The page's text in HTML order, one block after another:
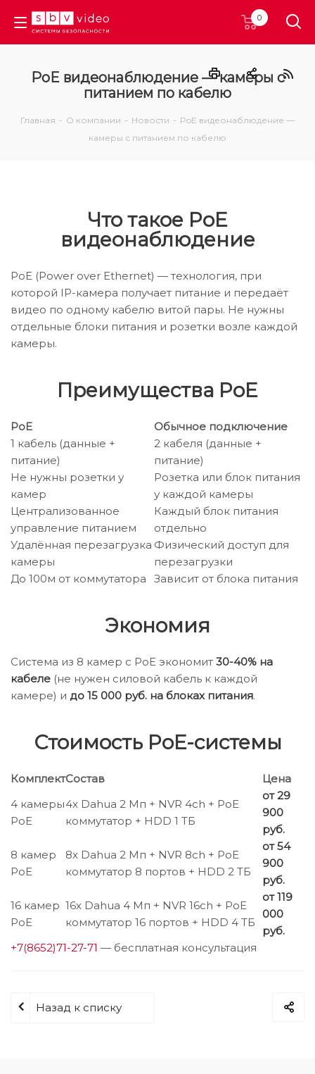
0
PoE видеонаблюдение — камеры с
питанием по кабелю
Главная - О компании - Новости - PoE видеонаблюдение —
камеры с питанием по кабелю
Что такое PoE
видеонаблюдение
PoE (Power over Ethernet) — технология, при
которой IP-камера получает питание и передаёт
видео по одному кабелю витой пары. Не нужны
отдельные блоки питания и розетки возле каждой
камеры.
Преимущества PoE
PoE
Обычное подключение
1 кабель (данные +
питание)
2 кабеля (данные +
питание)
Не нужны розетки у
камер
Розетка или блок питания
у каждой камеры
Централизованное
управление питанием
Каждый блок питания
отдельно
Удалённая перезагрузка
камеры
Физический доступ для
перезагрузки
До 100м от коммутатора
Зависит от блока питания
Экономия
Система из 8 камер с PoE экономит 30-40% на
кабеле (не нужен силовой кабель к каждой
камере) и до 15 000 руб. на блоках питания.
Стоимость PoE-системы
КомплектСостав
Цена
4 камеры
PoE
4x Dahua 2 Мп + NVR 4ch + PoE
коммутатор + HDD 1 ТБ
от 29
900
руб.
8 камер
PoE
8x Dahua 2 Мп + NVR 8ch + PoE
коммутатор 8 портов + HDD 2 ТБ
от 54
900
руб.
16 камер
PoE
16x Dahua 4 Мп + NVR 16ch + PoE
коммутатор 16 портов + HDD 4 ТБ
от 119
000
руб.
+7(8652)71-27-71 — бесплатная консультация
Назад к списку